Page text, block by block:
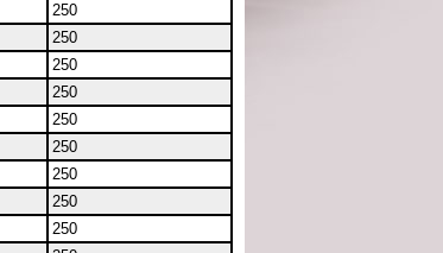
250
250
250
250
250
250
250
250
250